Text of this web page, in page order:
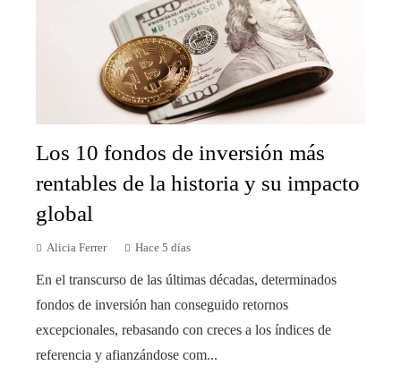
Los 10 fondos de inversión más
rentables de la historia y su impacto
global
Alicia Ferrer Hace 5 días
En el transcurso de las últimas décadas, determinados
fondos de inversión han conseguido retornos
excepcionales, rebasando con creces a los índices de
referencia y afianzándose com...